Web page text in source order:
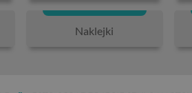
Naklejki